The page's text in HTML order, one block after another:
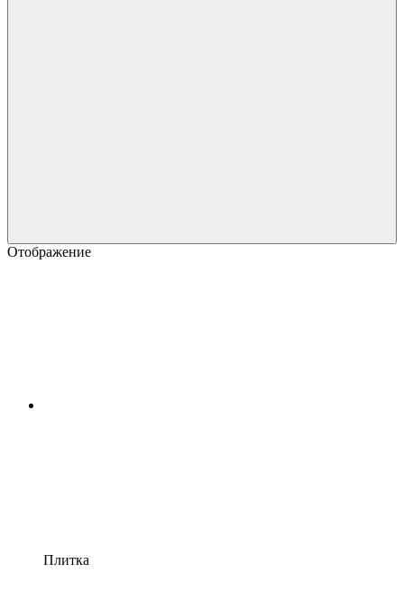
Отображение
Плитка